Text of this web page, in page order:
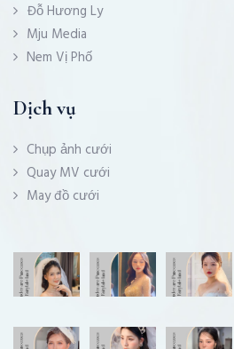
Đỗ Hương Ly
Mju Media
Nem Vị Phố
Dịch vụ
Chụp ảnh cưới
Quay MV cưới
May đồ cưới